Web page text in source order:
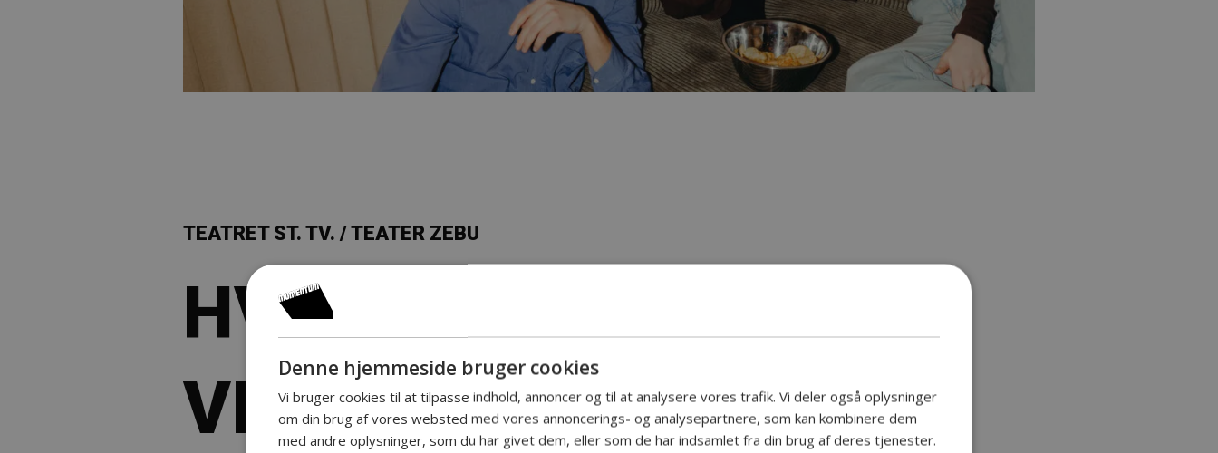
TEATRET ST. TV. / TEATER ZEBU
HVOR MANGE
VINKLER HAR
Denne hjemmeside bruger cookies
Vi bruger cookies til at tilpasse indhold, annoncer og til at analysere vores trafik. Vi deler også oplysninger
om din brug af vores websted med vores annoncerings- og analysepartnere, som kan kombinere dem
med andre oplysninger, som du har givet dem, eller som de har indsamlet fra din brug af deres tjenester.